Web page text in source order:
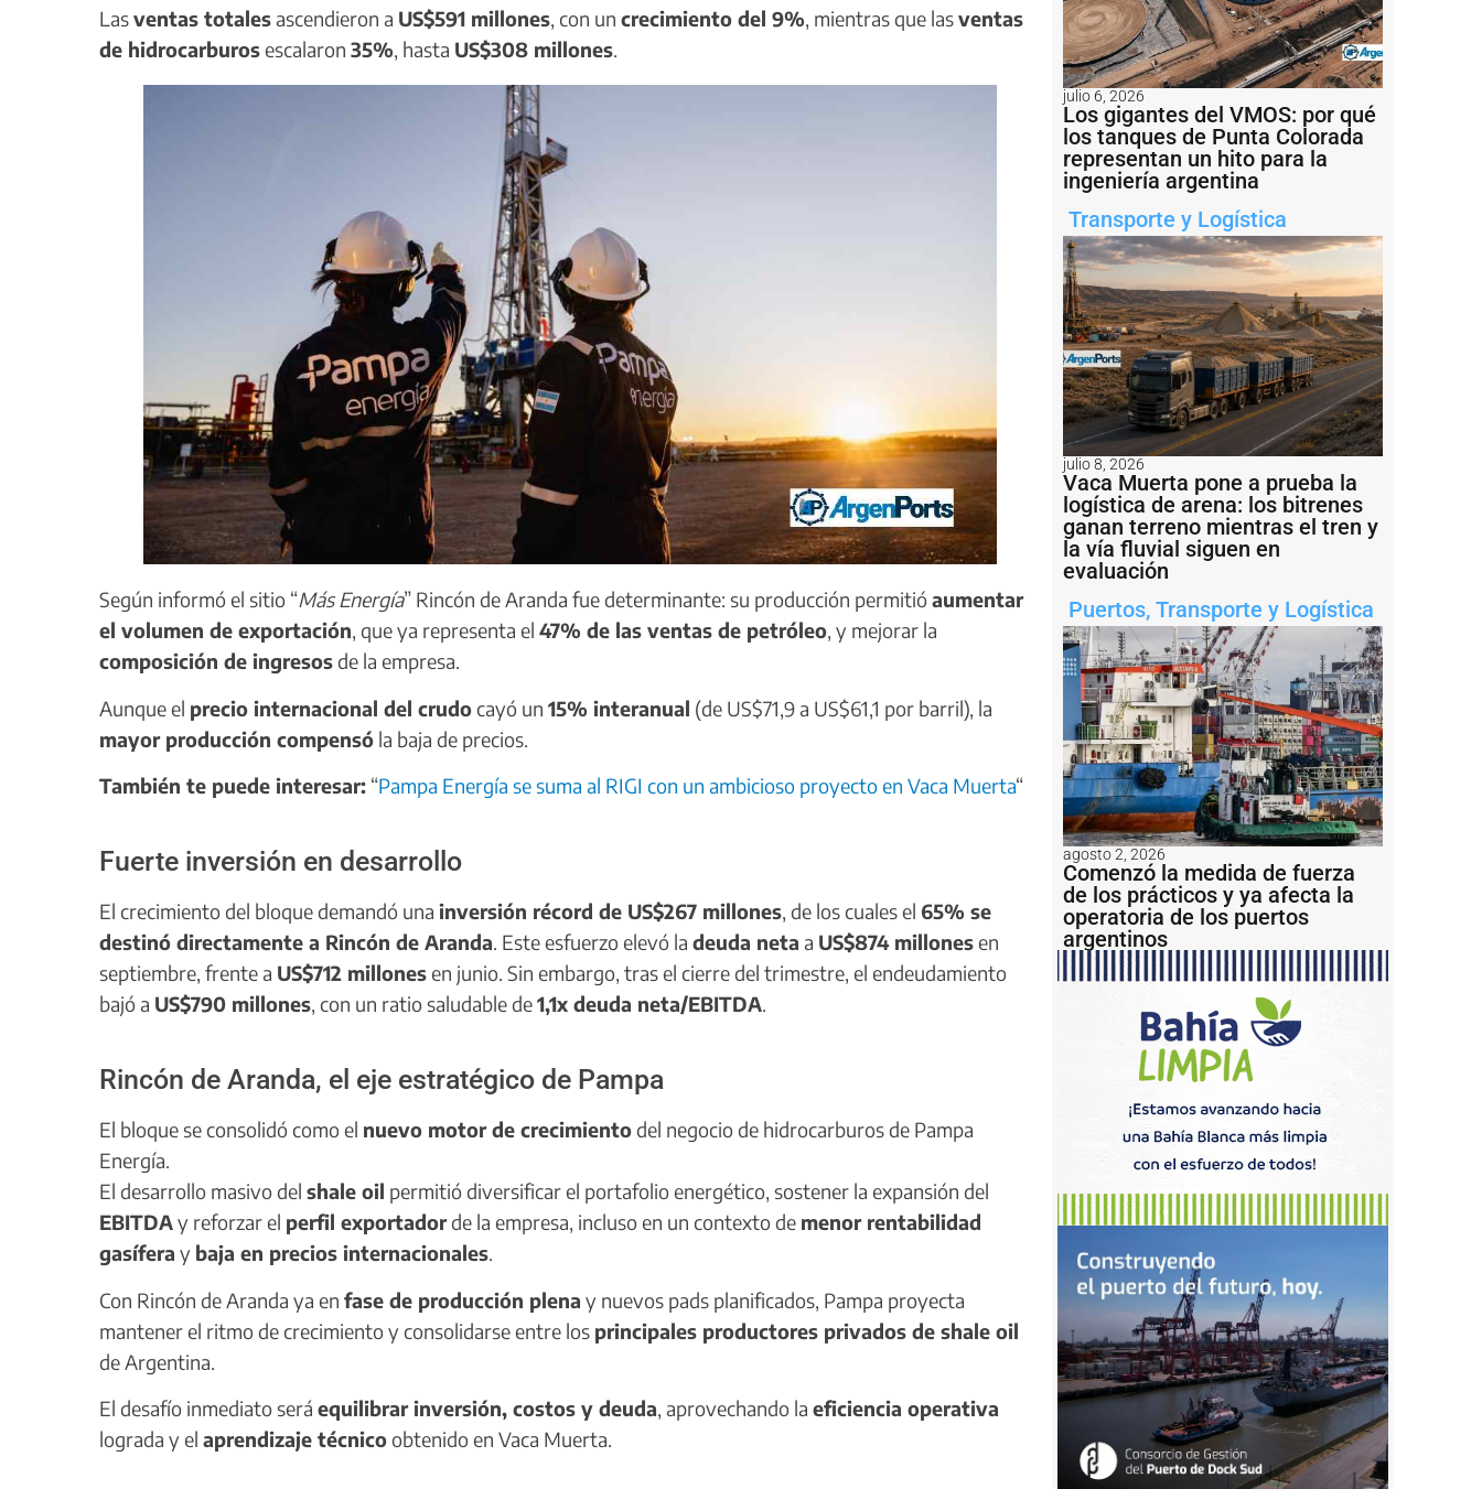
Lasventas totalesascendieron a US$591 millones, con un crecimiento del 9%, mientras que lasventas
de hidrocarburos escalaron 35%, hasta US$308 millones.
Según informó el sitio “Más Energía” Rincón de Aranda fue determinante: su producción permitió aumentar
el volumen de exportación, que ya representa el 47% de las ventas de petróleo, y mejorar la
composición de ingresosde la empresa.
Aunque el precio internacional del crudocayó un 15% interanual (de US$71,9 a US$61,1 por barril), la
mayor producción compensó la baja de precios.
También te puede interesar: “Pampa Energía se suma al RIGI con un ambicioso proyecto en Vaca Muerta“
Fuerte inversión en desarrollo
El crecimiento del bloque demandó una inversión récord de US$267 millones, de los cuales el 65% se
destinó directamente a Rincón de Aranda. Este esfuerzo elevó la deuda neta a US$874 millones en
septiembre, frente a US$712 millones en junio. Sin embargo, tras el cierre del trimestre, el endeudamiento
bajó a US$790 millones, con un ratio saludable de1,1x deuda neta/EBITDA.
Rincón de Aranda, el eje estratégico de Pampa
El bloque se consolidó como el nuevo motor de crecimientodel negocio de hidrocarburos de Pampa
Energía.
El desarrollo masivo del shale oil permitió diversificar el portafolio energético, sostener la expansión del
EBITDAy reforzar el perfil exportadorde la empresa, incluso en un contexto de menor rentabilidad
gasífera y baja en precios internacionales.
Con Rincón de Aranda ya en fase de producción plena y nuevos pads planificados, Pampa proyecta
mantener el ritmo de crecimiento y consolidarse entre los principales productores privados de shale oil
de Argentina.
El desafío inmediato será equilibrar inversión, costos y deuda, aprovechando la eficiencia operativa
lograda y el aprendizaje técnicoobtenido en Vaca Muerta.
julio 6, 2026
Los gigantes del VMOS: por qué
los tanques de Punta Colorada
representan un hito para la
ingeniería argentina
Transporte y Logística
julio 8, 2026
Vaca Muerta pone a prueba la
logística de arena: los bitrenes
ganan terreno mientras el tren y
la vía fluvial siguen en
evaluación
Puertos, Transporte y Logística
agosto 2, 2026
Comenzó la medida de fuerza
de los prácticos y ya afecta la
operatoria de los puertos
argentinos